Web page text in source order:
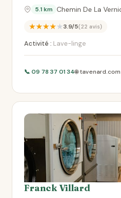
5.1 km Chemin De La
★★★★★3.9/5(22 avis)
Activité : Lave-linge
📞 09 78 37 01 34🌐 tavenard.com
Franck Villard